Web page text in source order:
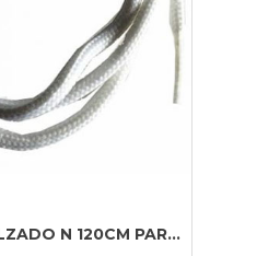
N 120CM PAR...